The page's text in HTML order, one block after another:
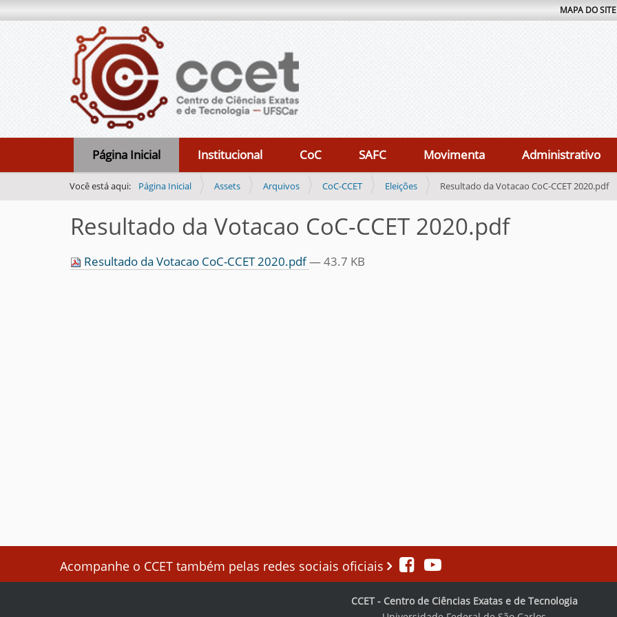
MAPA DO SITE
Página Inicial Institucional CoC SAFC Movimenta Administrativo
Você está aqui: Página Inicial Assets Arquivos CoC-CCET Eleições Resultado da Votacao CoC-CCET 2020.pdf
Resultado da Votacao CoC-CCET 2020.pdf
Resultado da Votacao CoC-CCET 2020.pdf— 43.7 KB
Acompanhe o CCET também pelas redes sociais oficiais
CCET - Centro de Ciências Exatas e de Tecnologia